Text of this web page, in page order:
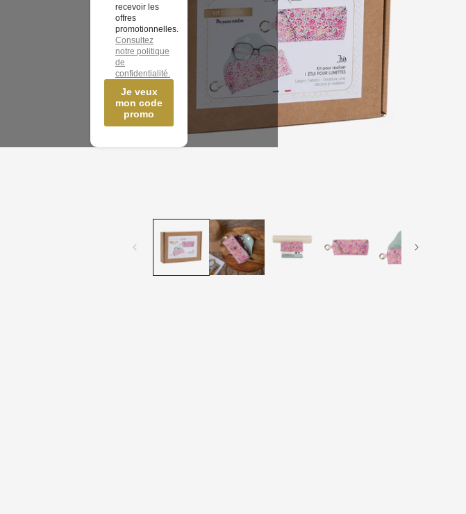
recevoir les
offres
promotionnelles.
Consultez
notre politique
de
confidentialité.
Je veux
mon code
promo